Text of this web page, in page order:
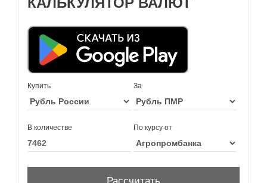
Купить За
В количестве По курсу от